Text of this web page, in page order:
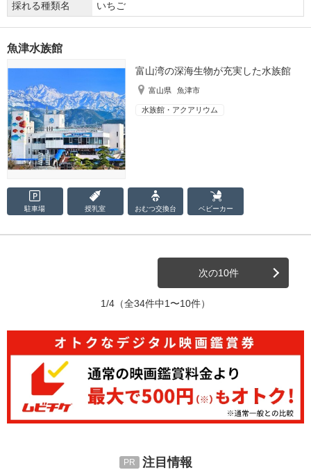
採れる種類名 いちご
魚津水族館
富山湾の深海生物が充実した水族館
富山県 魚津市
水族館・アクアリウム
駐車場 授乳室 おむつ交換台 ベビーカー
次の10件
1/4 （全34件中1〜10件）
注目情報